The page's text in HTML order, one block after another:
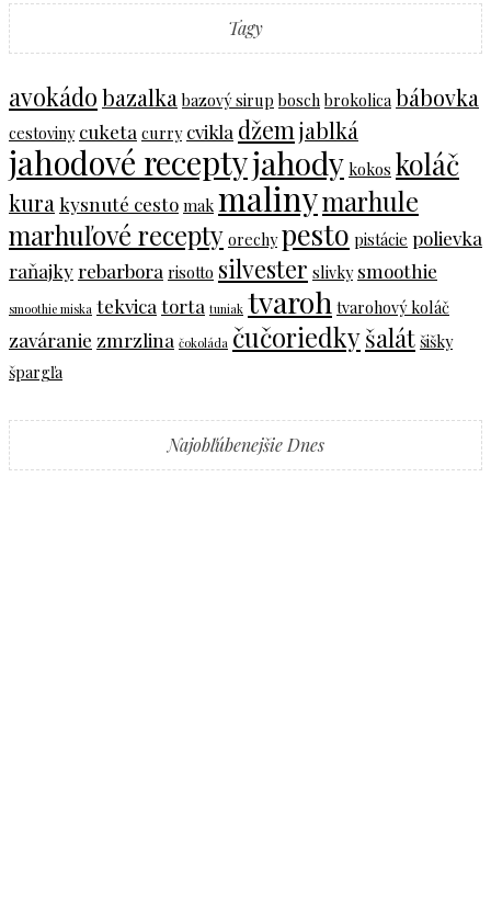
Tagy
avokádobazalka bazový sirup bosch brokolica bábovka
cestoviny cuketa curry cvikla džem jablká
jahodové receptyjahody kokos koláč
kura kysnuté cesto mak malinymarhule
marhuľové recepty orechy pesto pistácie polievka
raňajkyrebarbora risotto silvester slivky smoothie
smoothie miska tekvica torta tuniak tvaroh tvarohový koláč
zaváranie zmrzlina čokoláda čučoriedkyšalát šišky
špargľa
Najobľúbenejšie Dnes